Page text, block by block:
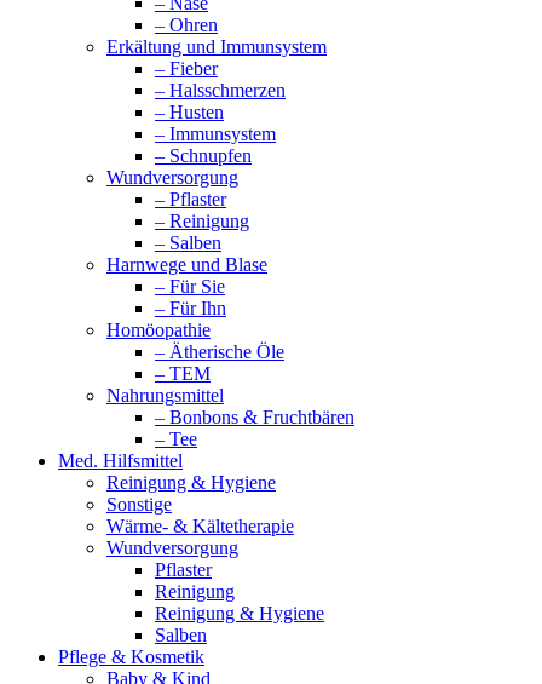
– Ohren
Erkältung und Immunsystem
– Fieber
– Halsschmerzen
– Husten
– Immunsystem
– Schnupfen
Wundversorgung
– Pflaster
– Reinigung
– Salben
Harnwege und Blase
– Für Sie
– Für Ihn
Homöopathie
– Ätherische Öle
– TEM
Nahrungsmittel
– Bonbons & Fruchtbären
– Tee
Med. Hilfsmittel
Reinigung & Hygiene
Sonstige
Wärme- & Kältetherapie
Wundversorgung
Pflaster
Reinigung
Reinigung & Hygiene
Salben
Pflege & Kosmetik
Baby & Kind